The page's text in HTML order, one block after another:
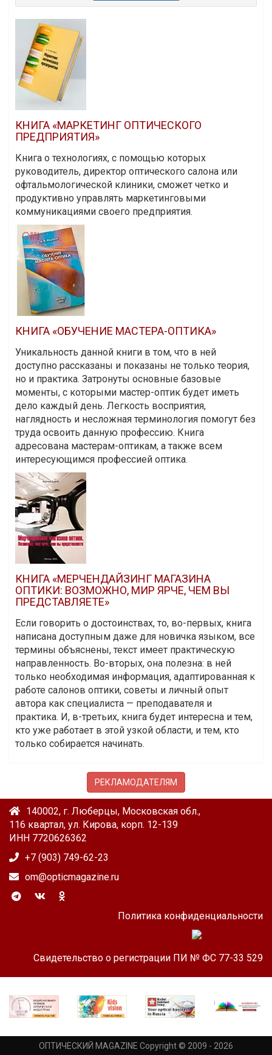
КНИГА «МАРКЕТИНГ ОПТИЧЕСКОГО
ПРЕДПРИЯТИЯ»
Книга о технологиях, с помощью которых
руководитель, директор оптического салона или
офтальмологической клиники, сможет четко и
продуктивно управлять маркетинговыми
коммуникациями своего предприятия.
КНИГА «ОБУЧЕНИЕ МАСТЕРА-ОПТИКА»
Уникальность данной книги в том, что в ней
доступно рассказаны и показаны не только теория,
но и практика. Затронуты основные базовые
моменты, с которыми мастер-оптик будет иметь
дело каждый день. Легкость восприятия,
наглядность и несложная терминология помогут без
труда освоить данную профессию. Книга
адресована мастерам-оптикам, а также всем
интересующимся профессией оптика.
КНИГА «МЕРЧЕНДАЙЗИНГ МАГАЗИНА
ОПТИКИ: ВОЗМОЖНО, МИР ЯРЧЕ, ЧЕМ ВЫ
ПРЕДСТАВЛЯЕТЕ»
Если говорить о достоинствах, то, во-первых, книга
написана доступным даже для новичка языком, все
термины объяснены, текст имеет практическую
направленность. Во-вторых, она полезна: в ней
только необходимая информация, адаптированная к
работе салонов оптики, советы и личный опыт
автора как специалиста — преподавателя и
практика. И, в-третьих, книга будет интересна и тем,
кто уже работает в этой узкой области, и тем, кто
только собирается начинать.
РЕКЛАМОДАТЕЛЯМ
140002, г. Люберцы, Московская обл.,
116 квартал, ул. Кирова, корп. 12-139
ИНН 7720626362
+7 (903) 749-62-23
om@opticmagazine.ru
Политика конфиденциальности
Свидетельство о регистрации ПИ № ФС 77-33 529
ОПТИЧЕСКИЙ MAGAZINE Copyright © 2009 - 2026